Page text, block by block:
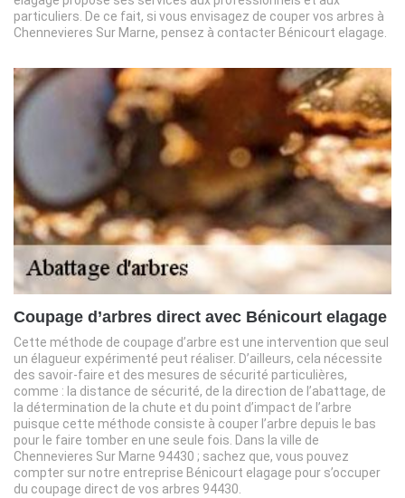
particuliers. De ce fait, si vous envisagez de couper vos arbres à
Chennevieres Sur Marne, pensez à contacter Bénicourt elagage.
Coupage d’arbres direct avec Bénicourt elagage
Cette méthode de coupage d’arbre est une intervention que seul
un élagueur expérimenté peut réaliser. D’ailleurs, cela nécessite
des savoir-faire et des mesures de sécurité particulières,
comme : la distance de sécurité, de la direction de l’abattage, de
la détermination de la chute et du point d’impact de l’arbre
puisque cette méthode consiste à couper l’arbre depuis le bas
pour le faire tomber en une seule fois. Dans la ville de
Chennevieres Sur Marne 94430 ; sachez que, vous pouvez
compter sur notre entreprise Bénicourt elagage pour s’occuper
du coupage direct de vos arbres 94430.